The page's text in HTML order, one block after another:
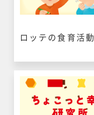
ロッテの食育活動